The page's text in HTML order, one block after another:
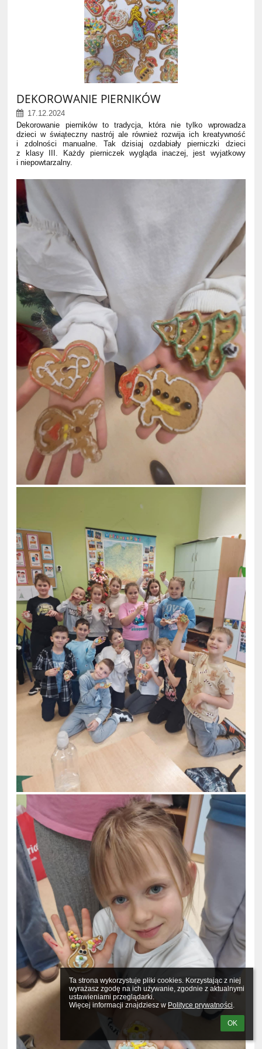
Ta strona wykorzystuje pliki cookies. Korzystając z niej
wyrażasz zgodę na ich używanie, zgodnie z aktualnymi
ustawieniami przeglądarki.
Więcej informacji znajdziesz w Polityce prywatności.
OK
DEKOROWANIE PIERNIKÓW
17.12.2024
Dekorowanie pierników to tradycja, która nie tylko wprowadza
dzieci w świąteczny nastrój ale również rozwija ich kreatywność
i zdolności manualne. Tak dzisiaj ozdabiały pierniczki dzieci
z klasy III. Każdy pierniczek wygląda inaczej, jest wyjatkowy
i niepowtarzalny.